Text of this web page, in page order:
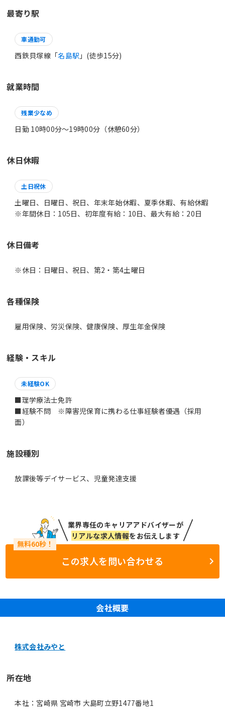
最寄り駅
車通勤可
西鉄貝塚線「名島駅 」(徒歩15分)
就業時間
残業少なめ
日勤 10時00分〜19時00分（休憩60分）
休日休暇
土日祝休
土曜日、日曜日、祝日、年末年始休暇、夏季休暇、有給休暇
※年間休日：105日、初年度有給：10日、最大有給：20日
休日備考
※休日：日曜日、祝日、第2・第4土曜日
各種保険
雇用保険、労災保険、健康保険、厚生年金保険
経験・スキル
未経験OK
■理学療法士免許
■経験不問 ※障害児保育に携わる仕事経験者優遇（採用
面）
施設種別
放課後等デイサービス、児童発達支援
業界専任のキャリアアドバイザーが
リアルな求人情報をお伝えします
この求人を問い合わせる
会社概要
株式会社みやと
所在地
本社：宮崎県 宮崎市 大島町立野1477番地1